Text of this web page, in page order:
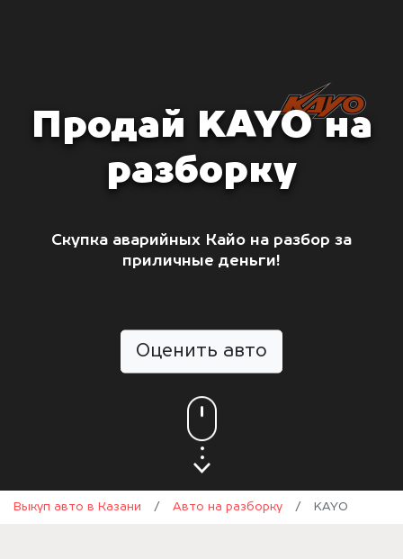
Продай KAYO на
разборку
Скупка аварийных Кайо на разбор за
приличные деньги!
Оценить авто
Выкуп авто в Казани / Авто на разборку / KAYO